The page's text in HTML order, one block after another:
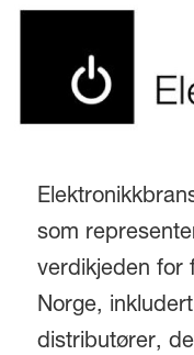
som
verdikjeden for
Norge,
distributører,